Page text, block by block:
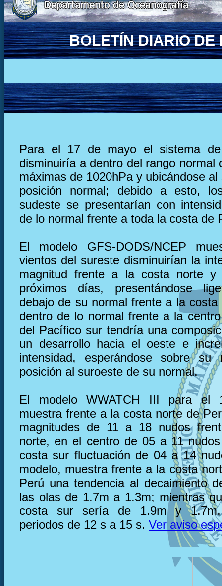
BOLETÍN DIARIO DE
Para el 17 de mayo el sistema
disminuiría a dentro del rango normal
máximas de 1020hPa y ubicándose
posición normal; debido a esto,
sudeste se presentarían con
de lo normal frente a toda la costa de
El modelo GFS-DODS/NCEP
vientos del sureste disminuirían la
magnitud frente a la costa norte
próximos días, presentándose
debajo de su normal frente a la
dentro de lo normal frente a la
del Pacífico sur tendría una
un desarrollo hacia el oeste e
intensidad, esperándose sobre
posición al suroeste de su normal.
El modelo WWATCH III para el
muestra frente a la costa norte de
magnitudes de 11 a 18 nudos
norte, en el centro de 05 a 11
costa sur fluctuación de 04 a 14
modelo, muestra frente a la costa
Perú una tendencia al decaimiento
las olas de 1.7m a 1.3m; mientras
costa sur sería de 1.9m y
periodos de 12 s a 15 s. Ver aviso